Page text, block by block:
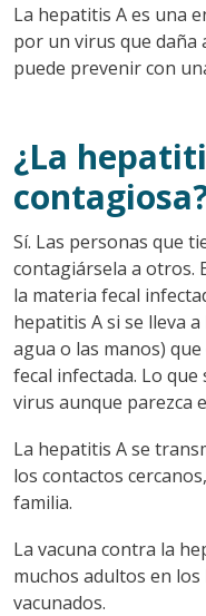
La hepatitis A es una
por un virus que daña
puede prevenir con
¿La
Sí. Las personas que
contagiársela a otros.
la materia fecal
hepatitis A si se lleva
agua o las manos)
fecal infectada. Lo
virus aunque parezca
La hepatitis A se
los contactos
familia.
La vacuna contra la
muchos adultos en
vacunados.